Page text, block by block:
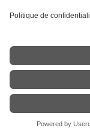
Contact